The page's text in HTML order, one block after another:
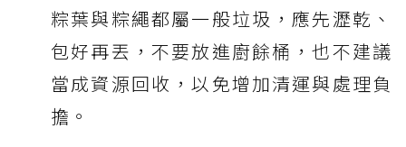
粽葉與粽繩都屬一般垃圾，應先瀝乾、
包好再丟，不要放進廚餘桶，也不建議
當成資源回收，以免增加清運與處理負
擔。